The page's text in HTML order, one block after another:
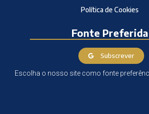
Política de Cookies
Fonte Preferida
Subscrever
Escolha o nosso site como fonte